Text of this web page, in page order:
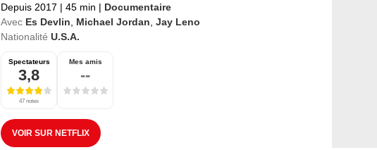
Depuis 2017 | 45 min | Documentaire
Avec Es Devlin Michael Jordan Jay Leno
Nationalité U.S.A.
Spectateurs
3,8
47 notes
Mes amis
--
VOIR SUR NETFLIX